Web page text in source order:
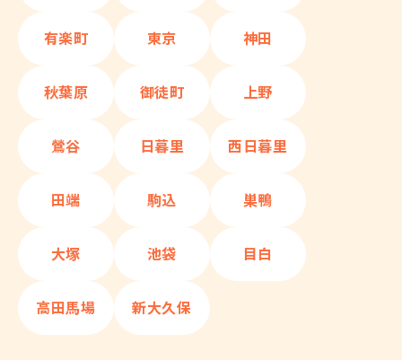
有楽町 東京 神田
秋葉原 御徒町 上野
鶯谷 日暮里 西日暮里
田端 駒込 巣鴨
大塚 池袋 目白
高田馬場 新大久保